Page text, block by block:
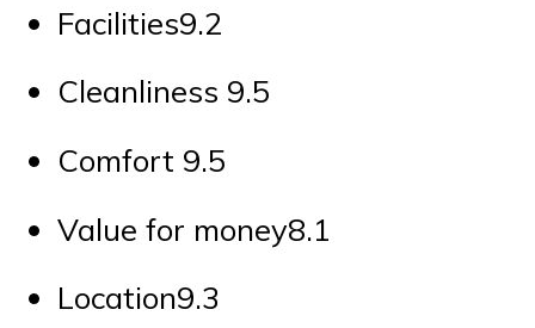
Facilities9.2
Cleanliness 9.5
Comfort 9.5
Value for money8.1
Location9.3